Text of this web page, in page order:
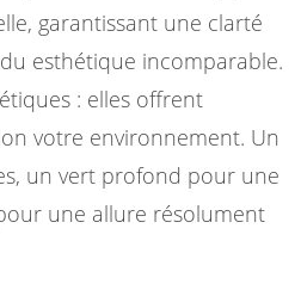
garantissant une clarté
esthétique incomparable.
: elles offrent
votre environnement. Un
un vert profond pour une
une allure résolument